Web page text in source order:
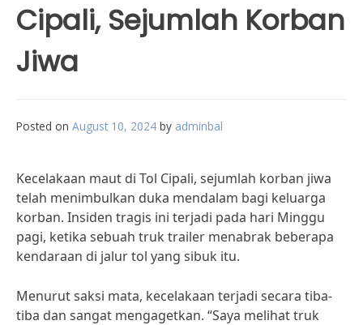
Cipali, Sejumlah Korban
Jiwa
Posted on August 10, 2024 by adminbal
Kecelakaan maut di Tol Cipali, sejumlah korban jiwa
telah menimbulkan duka mendalam bagi keluarga
korban. Insiden tragis ini terjadi pada hari Minggu
pagi, ketika sebuah truk trailer menabrak beberapa
kendaraan di jalur tol yang sibuk itu.
Menurut saksi mata, kecelakaan terjadi secara tiba-
tiba dan sangat mengagetkan. “Saya melihat truk